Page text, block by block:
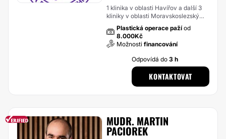
1 klinika v oblasti Havířov a další 3
kliniky v oblasti Moravskoslezský
Plastická operace pažíod
8.000Kč
Možnosti financování
Odpovídá do3 h
KONTAKTOVAT
MUDR. MARTIN
PACIOREK